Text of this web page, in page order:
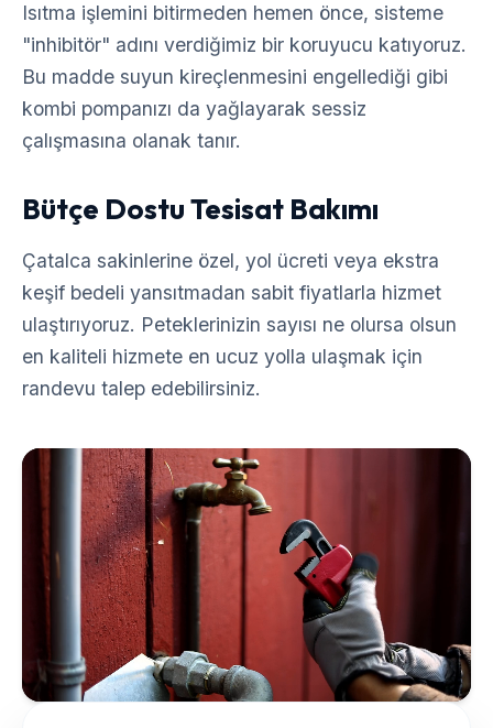
Isıtma işlemini bitirmeden hemen önce, sisteme
"inhibitör" adını verdiğimiz bir koruyucu katıyoruz.
Bu madde suyun kireçlenmesini engellediği gibi
kombi pompanızı da yağlayarak sessiz
çalışmasına olanak tanır.
Bütçe Dostu Tesisat Bakımı
Çatalca sakinlerine özel, yol ücreti veya ekstra
keşif bedeli yansıtmadan sabit fiyatlarla hizmet
ulaştırıyoruz. Peteklerinizin sayısı ne olursa olsun
en kaliteli hizmete en ucuz yolla ulaşmak için
randevu talep edebilirsiniz.